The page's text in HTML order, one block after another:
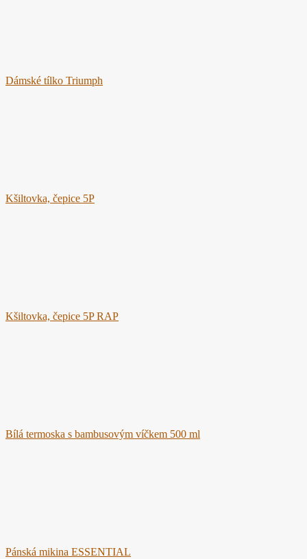
Dámské tílko Triumph
Kšiltovka, čepice 5P
Kšiltovka, čepice 5P RAP
Bílá termoska s bambusovým víčkem 500 ml
Pánská mikina ESSENTIAL